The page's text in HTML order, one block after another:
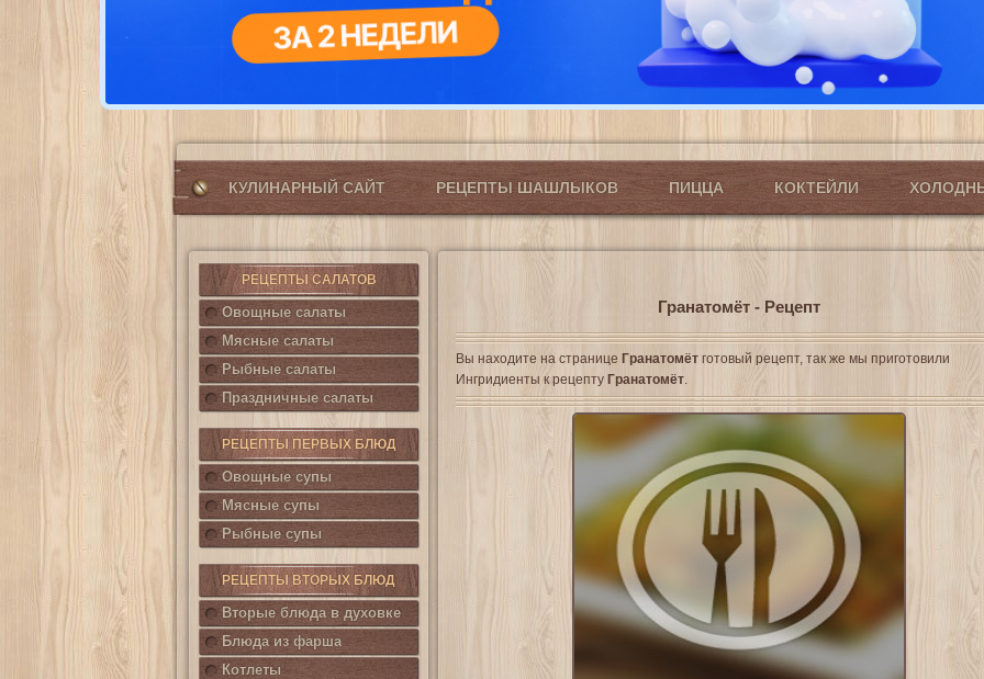
КУЛИНАРНЫЙ САЙТ РЕЦЕПТЫ ШАШЛЫКОВ ПИЦЦА КОКТЕЙЛИ
РЕЦЕПТЫ САЛАТОВ
Овощные салаты
Мясные салаты
Рыбные салаты
Праздничные салаты
РЕЦЕПТЫ ПЕРВЫХ БЛЮД
Овощные супы
Мясные супы
Рыбные супы
РЕЦЕПТЫ ВТОРЫХ БЛЮД
Вторые блюда в духовке
Блюда из фарша
Котлеты
Гранатомёт - Рецепт
Вы находите на странице Гранатомёт готовый рецепт, так же мы приготовили
Ингридиенты к рецепту Гранатомёт